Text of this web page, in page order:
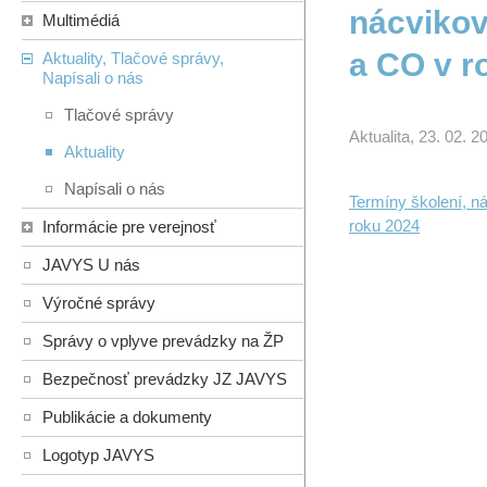
Multimédiá
Aktuality, Tlačové správy,
Napísali o nás
Tlačové správy
Aktuality
Napísali o nás
Informácie pre verejnosť
JAVYS U nás
Výročné správy
Správy o vplyve prevádzky na ŽP
Bezpečnosť prevádzky JZ JAVYS
Publikácie a dokumenty
Logotyp JAVYS
a CO v
Aktualita, 23. 02.
Termíny školení,
roku 2024